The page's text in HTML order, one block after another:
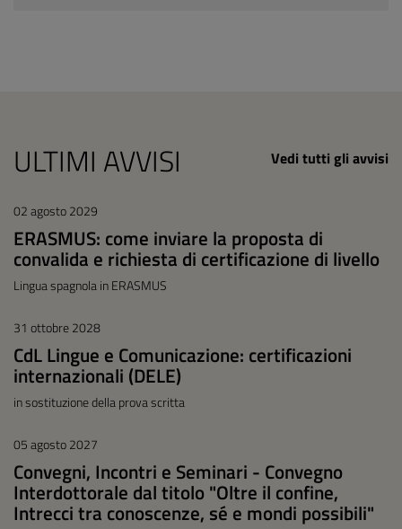
ULTIMI AVVISI Vedi tutti gli avvisi
02 agosto 2029
ERASMUS: come inviare la proposta di
convalida e richiesta di certificazione di livello
Lingua spagnola in ERASMUS
31 ottobre 2028
CdL Lingue e Comunicazione: certificazioni
internazionali (DELE)
in sostituzione della prova scritta
05 agosto 2027
Convegni, Incontri e Seminari - Convegno
Interdottorale dal titolo "Oltre il confine,
Intrecci tra conoscenze, sé e mondi possibili"